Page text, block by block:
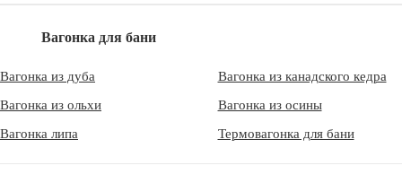
Вагонка для бани
Вагонка из дуба
Вагонка из канадского кедра
Вагонка из ольхи
Вагонка из осины
Вагонка липа
Термовагонка для бани
превратиться в настоящее искусство, так канадская
разработала и воплотила в жизнь проект своего видения
современной сауны.